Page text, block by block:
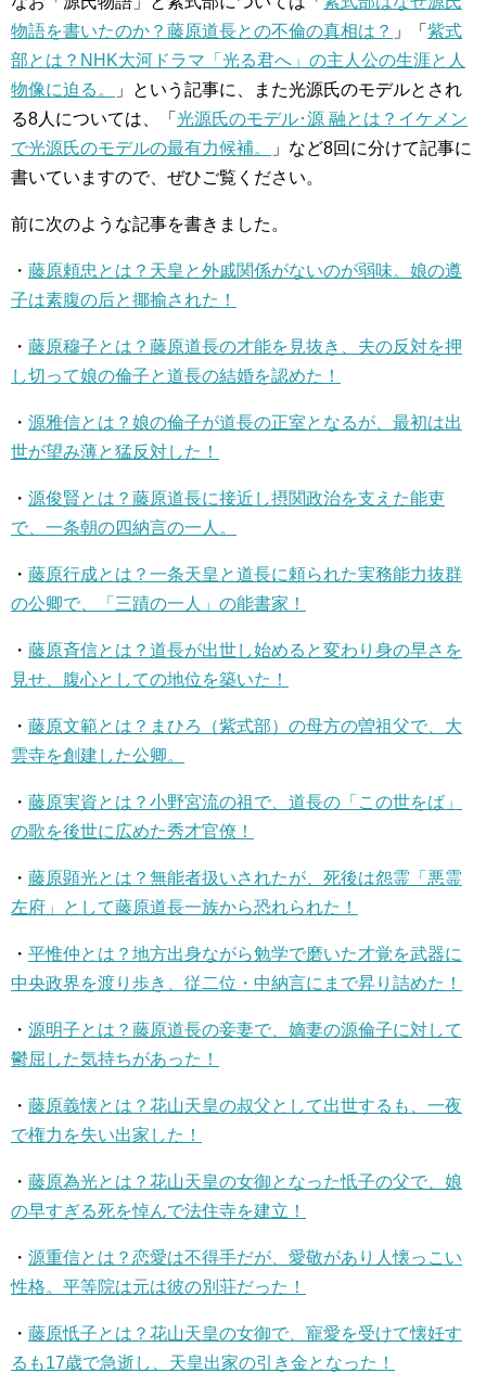
物語を書いたのか？藤原道長との不倫の真相は？ 」「 紫式
部とは？NHK大河ドラマ「光る君へ」の主人公の生涯と人
物像に迫る。
」という記事に、また光源氏のモデルとされ
る8人については、「 光源氏のモデル･源 融とは？イケメン
で光源氏のモデルの最有力候補。
」など8回に分けて記事に
書いていますので、ぜひご覧ください。
前に次のような記事を書きました。
・ 藤原頼忠とは？天皇と外戚関係がないのが弱味。娘の遵
子は素腹の后と揶揄された！
・ 藤原穆子とは？藤原道長の才能を見抜き、夫の反対を押
し切って娘の倫子と道長の結婚を認めた！
・ 源雅信とは？娘の倫子が道長の正室となるが、最初は出
世が望み薄と猛反対した！
・ 源俊賢とは？藤原道長に接近し摂関政治を支えた能吏
で、一条朝の四納言の一人。
・ 藤原行成とは？一条天皇と道長に頼られた実務能力抜群
の公卿で、「三蹟の一人」の能書家！
・ 藤原斉信とは？道長が出世し始めると変わり身の早さを
見せ、腹心としての地位を築いた！
・ 藤原文範とは？まひろ（紫式部）の母方の曽祖父で、大
雲寺を創建した公卿。
・ 藤原実資とは？小野宮流の祖で、道長の「この世をば」
の歌を後世に広めた秀才官僚！
・ 藤原顕光とは？無能者扱いされたが、死後は怨霊「悪霊
左府」として藤原道長一族から恐れられた！
・ 平惟仲とは？地方出身ながら勉学で磨いた才覚を武器に
中央政界を渡り歩き、従二位・中納言にまで昇り詰めた！
・ 源明子とは？藤原道長の妾妻で、嫡妻の源倫子に対して
鬱屈した気持ちがあった！
・ 藤原義懐とは？花山天皇の叔父として出世するも、一夜
で権力を失い出家した！
・ 藤原為光とは？花山天皇の女御となった忯子の父で、娘
の早すぎる死を悼んで法住寺を建立！
・ 源重信とは？恋愛は不得手だが、愛敬があり人懐っこい
性格。平等院は元は彼の別荘だった！
・ 藤原忯子とは？花山天皇の女御で、寵愛を受けて懐妊す
るも17歳で急逝し、天皇出家の引き金となった！